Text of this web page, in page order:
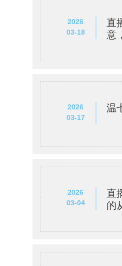
2026
03-18
直
意
2026
03-17
温
2026
03-04
直
的